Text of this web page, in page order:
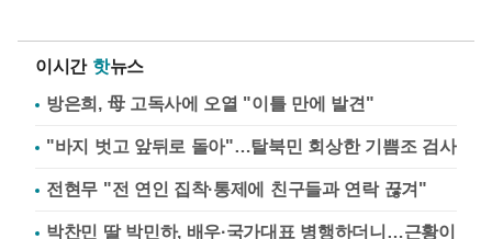
이시간 핫뉴스
방은희, 母 고독사에 오열 "이틀 만에 발견"
"바지 벗고 앞뒤로 돌아"…탈북민 회상한 기쁨조 검사
전현무 "전 연인 집착·통제에 친구들과 연락 끊겨"
박찬민 딸 박민하, 배우·국가대표 병행하더니…근황이